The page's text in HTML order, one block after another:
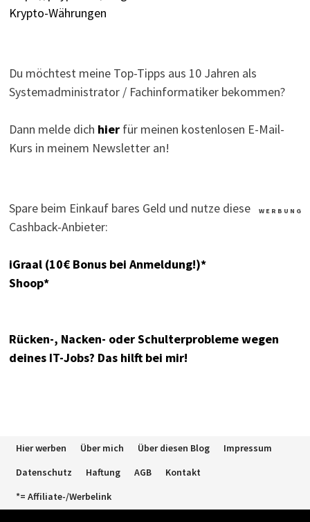
Krypto-Währungen
Du möchtest meine Top-Tipps aus 10 Jahren als
Systemadministrator / Fachinformatiker bekommen?
Dann melde dich hierfür meinen kostenlosen E-Mail-
Kurs in meinem Newsletter an!
W E R B U N G
Spare beim Einkauf bares Geld und nutze diese
Cashback-Anbieter:
iGraal (10€ Bonus bei Anmeldung!)*
Shoop*
Rücken-, Nacken- oder Schulterprobleme wegen
deines IT-Jobs? Das hilft bei mir!
Hier werben Über mich Über diesen Blog
Impressum
Datenschutz
Haftung AGB
Kontakt
*= Affiliate-/Werbelink